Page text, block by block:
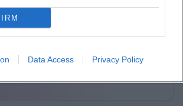
Data Access Privacy Policy
Tage 2026
für Max Reger: Die Max-Reger-Tage
feine Klassik und starke Live-